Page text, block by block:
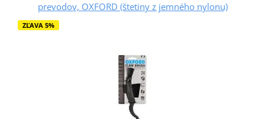
prevodov, OXFORD (štetiny z jemného nylonu)
ZĽAVA 5%